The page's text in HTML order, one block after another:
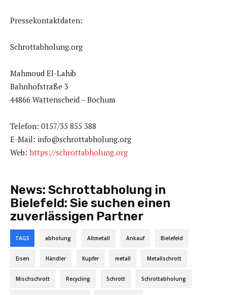
Pressekontaktdaten:
Schrottabholung.org
Mahmoud El-Lahib
Bahnhofstraße 3
44866 Wattenscheid – Bochum
Telefon: 0157/35 855 388
E-Mail: info@schrottabholung.org
Web: https://schrottabholung.org
News: Schrottabholung in
Bielefeld: Sie suchen einen
zuverlässigen Partner
TAGS abholung Altmetall Ankauf Bielefeld
Eisen Händler Kupfer metall Metallschrott
Mischschrott Recycling Schrott Schrottabholung